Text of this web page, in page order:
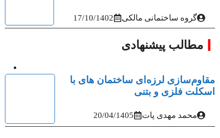
17/10/1402 گروه ساختمانی مالکی
مطالب پیشنهادی
مقاوم‌سازی لرزه‌ای ساختمان‌ های با
اسکلت فلزی و بتنی
20/04/1405 محمد مهدی پات